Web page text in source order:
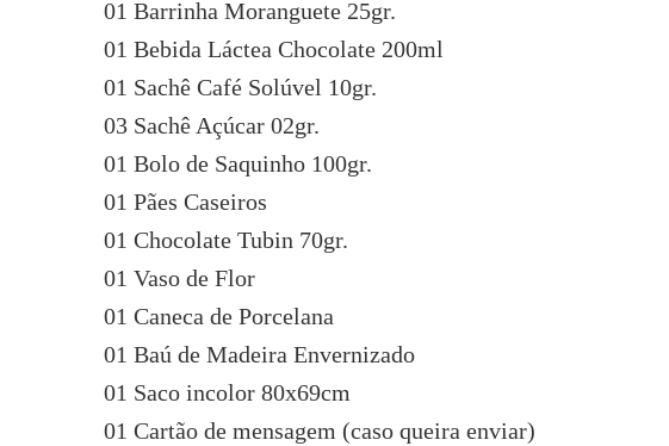
01 Barrinha Moranguete 25gr.
01 Bebida Láctea Chocolate 200ml
01 Sachê Café Solúvel 10gr.
03 Sachê Açúcar 02gr.
01 Bolo de Saquinho 100gr.
01 Pães Caseiros
01 Chocolate Tubin 70gr.
01 Vaso de Flor
01 Caneca de Porcelana
01 Baú de Madeira Envernizado
01 Saco incolor 80x69cm
01 Cartão de mensagem (caso queira enviar)